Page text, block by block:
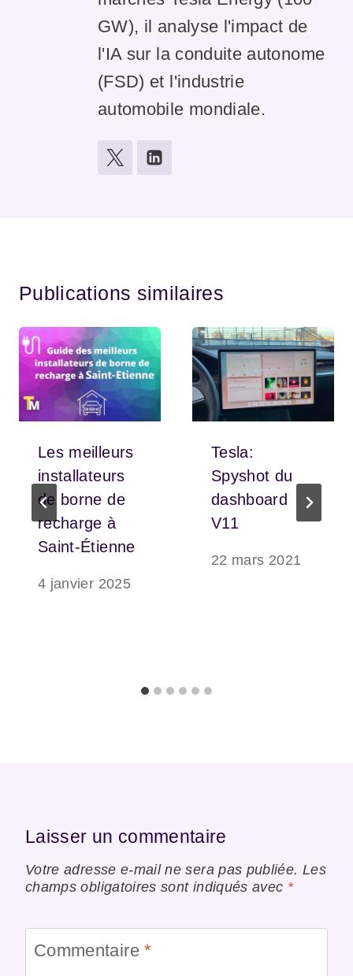
GW), il analyse l'impact de
l'IA sur la conduite autonome
(FSD) et l'industrie
automobile mondiale.
Publications similaires
Les meilleurs
installateurs
de borne de
recharge à
Saint-Étienne
4 janvier 2025
Tesla:
Spyshot du
dashboard
V11
22 mars 2021
Laisser un commentaire
Votre adresse e-mail ne sera pas publiée. Les
champs obligatoires sont indiqués avec *
Commentaire*